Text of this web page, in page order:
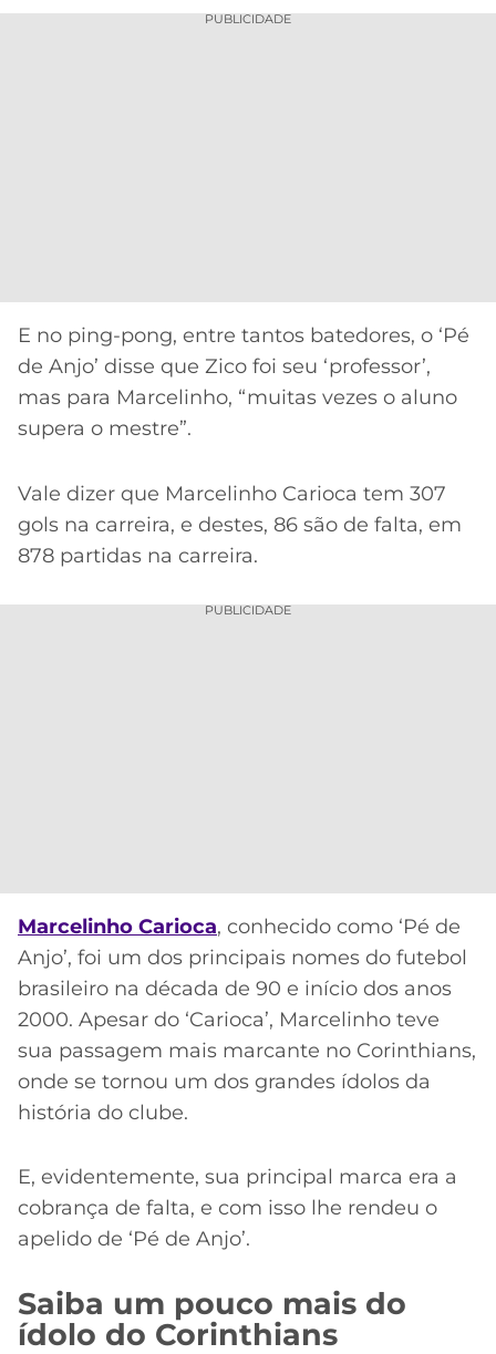
PUBLICIDADE
E no ping-pong, entre tantos batedores, o ‘Pé
de Anjo’ disse que Zico foi seu ‘professor’,
mas para Marcelinho, “muitas vezes o aluno
supera o mestre”.
Vale dizer que Marcelinho Carioca tem 307
gols na carreira, e destes, 86 são de falta, em
878 partidas na carreira.
PUBLICIDADE
Marcelinho Carioca, conhecido como ‘Pé de
Anjo’, foi um dos principais nomes do futebol
brasileiro na década de 90 e início dos anos
2000. Apesar do ‘Carioca’, Marcelinho teve
sua passagem mais marcante no Corinthians,
onde se tornou um dos grandes ídolos da
história do clube.
E, evidentemente, sua principal marca era a
cobrança de falta, e com isso lhe rendeu o
apelido de ‘Pé de Anjo’.
Saiba um pouco mais do
ídolo do Corinthians